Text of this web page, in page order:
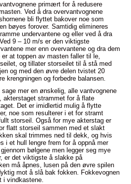
primært for å redusere
Ved å dra overvantvognene
bli flyttet bakover noe som
bøyes forover. Samtidig elimineres
undervantene og eller ved å dra
9 – 10 m/s er den viktigste
mer enn overvantene og dra dem
at toppen av masten faller til le,
og tillater storseilet til å stå med
og med den øvre delen tvistet 20
krengningen og forbedre balansen.
sage mer en ønskelig, alle vantvognene
strammet for å flate
Det er imidlertid mulig å flytte
noe som resulterer i et for stramt
storseil. Også for mye akterstag er
flatt storseil sammen med et slakt
skal trimmes ned til dekk, og hvis
i et hull lengre frem for å oppnå mer
bølgene men legger seg mye
er det viktigste å slakke på
må åpnes, lusen på den øvre spilen
mot å slå bak fokken. Fokkevognen
i vindkastene.